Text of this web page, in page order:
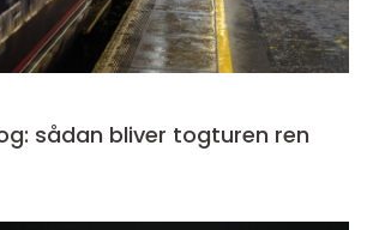
sådan bliver togturen ren